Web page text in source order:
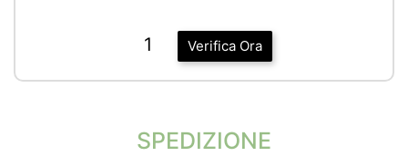
Verifica Ora
1
SPEDIZIONE